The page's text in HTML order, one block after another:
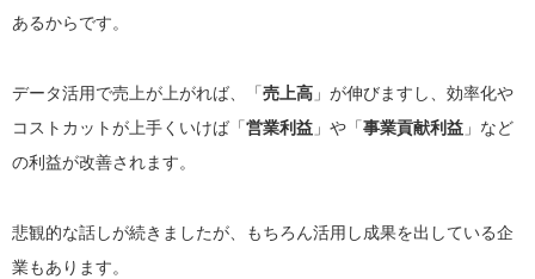
あるからです。
データ活用で売上が上がれば、「売上高 」が伸びますし、効率化や
コストカットが上手くいけば「営業利益 」や「事業貢献利益 」など
の利益が改善されます。
悲観的な話しが続きましたが、もちろん活用し成果を出している企
業もあります。